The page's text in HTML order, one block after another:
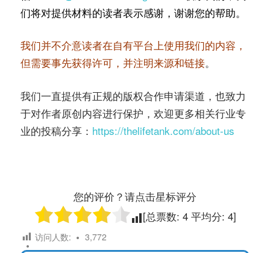
们将对提供材料的读者表示感谢，谢谢您的帮助。
我们并不介意读者在自有平台上使用我们的内容，
但需要事先获得许可，并注明来源和链接。
我们一直提供有正规的版权合作申请渠道，也致力
于对作者原创内容进行保护，欢迎更多相关行业专
业的投稿分享： https://thelifetank.com/about-us
您的评价？请点击星标评分
[总票数: 4平均分: 4]
访问人数: 3,772